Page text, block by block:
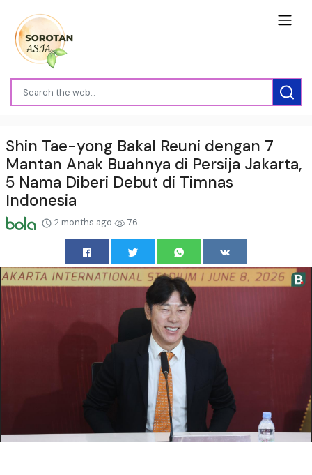
Shin Tae-yong Bakal Reuni dengan 7
Mantan Anak Buahnya di Persija Jakarta,
5 Nama Diberi Debut di Timnas
Indonesia
2 months ago 76